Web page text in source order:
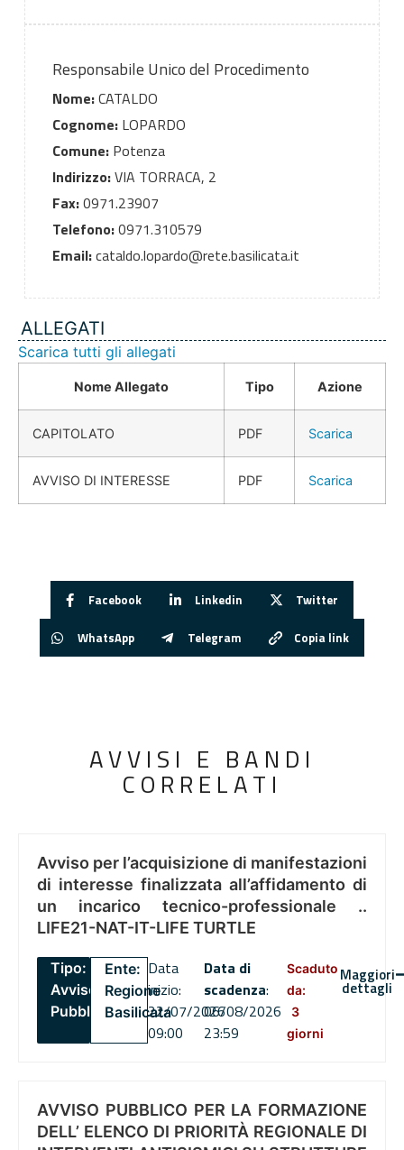
Responsabile Unico del Procedimento
Nome:CATALDO
Cognome:LOPARDO
Comune:Potenza
Indirizzo:VIA TORRACA, 2
Fax:0971.23907
Telefono:0971.310579
Email:cataldo.lopardo@rete.basilicata.it
ALLEGATI
Scarica tutti gli allegati
Nome Allegato Tipo Azione
CAPITOLATO PDF Scarica
AVVISO DI INTERESSE PDF Scarica
Facebook Linkedin Twitter
WhatsApp Telegram Copia link
AVVISI E BANDI
CORRELATI
Avviso per l’acquisizione di manifestazioni
di interesse finalizzata all’affidamento di
un incarico tecnico-professionale ..
LIFE21-NAT-IT-LIFE TURTLE
Tipo:
Avviso
Pubblico
Ente:
Regione
Basilicata
Data
inizio:
22/07/2026
09:00
Data di
scadenza:
06/08/2026
23:59
Scaduto
da:
3
giorni
Maggiori
dettagli
AVVISO PUBBLICO PER LA FORMAZIONE
DELL’ ELENCO DI PRIORITÀ REGIONALE DI